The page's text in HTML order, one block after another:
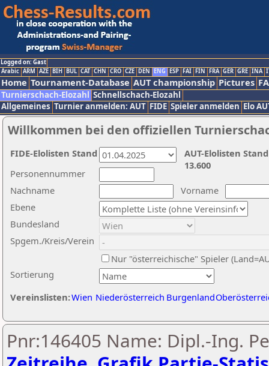
Logged on: Gast
Arabic ARM AZE BIH BUL CAT CHN CRO CZE DEN ENG ESP FAI FIN FRA GER GRE INA
Home Tournament-Database AUT championship Pictures
Turnierschach-Elozahl Schnellschach-Elozahl
Allgemeines Turnier anmelden: AUT FIDE Spieler anmelden Elo
Willkommen bei den offiziellen
Nachname
Vorname
Ebene
Sortierung
Personennummer
Bundesland
Spgem./Kreis/Verein
Nur "österreichische" Spieler
Vereinslisten:Wien Niederösterreich Burgenland
AUT-Elolisten
13.600
FIDE-Elolisten Stand
Pnr:146405 Name: Dipl.-Ing.